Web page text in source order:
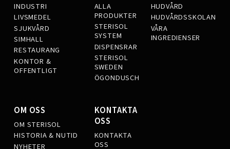
INDUSTRI
LIVSMEDEL
SJUKVÅRD
SIMHALL
RESTAURANG
KONTOR &
OFFENTLIGT
ALLA
PRODUKTER
STERISOL
SYSTEM
DISPENSRAR
STERISOL
SWEDEN
ÖGONDUSCH
HUDVÅRD
HUDVÅRDSSKOLAN
VÅRA
INGREDIENSER
OM OSS
OM STERISOL
HISTORIA & NUTID
NYHETER
KONTAKTA
OSS
KONTAKTA
OSS